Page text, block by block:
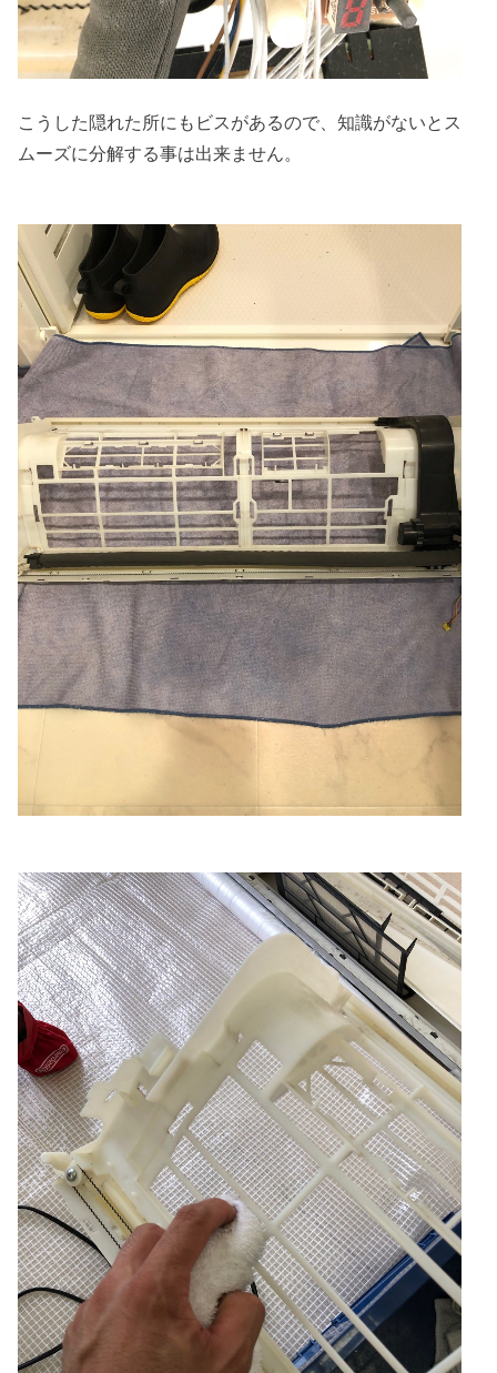
こうした隠れた所にもビスがあるので、知識がないとス
ムーズに分解する事は出来ません。